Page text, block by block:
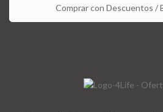
Comprar con Descuentos /